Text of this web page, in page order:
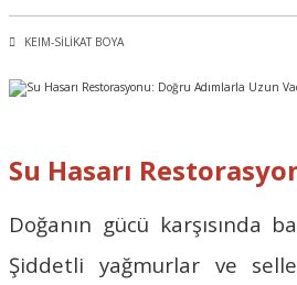
KEIM-SİLİKAT BOYA
Su Hasarı
Doğanın gücü karşısında
Şiddetli yağmurlar ve